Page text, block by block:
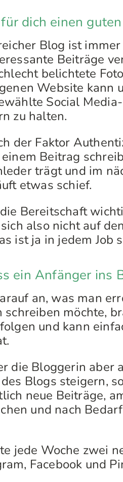
dich einen
Blog ist
Beiträge
belichtete
Website kann
Social
zu halten.
der Faktor
Beitrag
trägt und im
etwas schief.
Bereitschaft
also nicht auf
ist ja in jedem Job
ein Anfänger ins
an, was man
schreiben möchte,
und kann
die Bloggerin aber
Blogs steigern,
neue Beiträge,
und nach
jede Woche zwei
Facebook und